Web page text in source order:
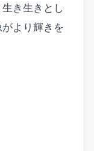
き生きとし
より輝きを